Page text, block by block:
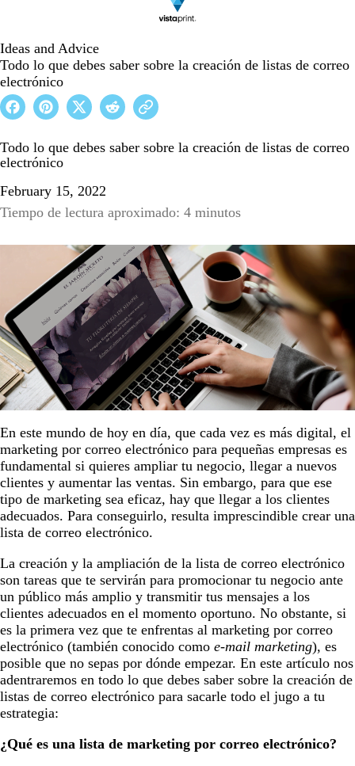
Ideas and Advice
Todo lo que debes saber sobre la creación de listas de correo
electrónico
Todo lo que debes saber sobre la creación de listas de correo
electrónico
February 15, 2022
Tiempo de lectura aproximado: 4 minutos
En este mundo de hoy en día, que cada vez es más digital, el
marketing por correo electrónico para pequeñas empresas es
fundamental si quieres ampliar tu negocio, llegar a nuevos
clientes y aumentar las ventas. Sin embargo, para que ese
tipo de marketing sea eficaz, hay que llegar a los clientes
adecuados. Para conseguirlo, resulta imprescindible crear una
lista de correo electrónico.
La creación y la ampliación de la lista de correo electrónico
son tareas que te servirán para promocionar tu negocio ante
un público más amplio y transmitir tus mensajes a los
clientes adecuados en el momento oportuno. No obstante, si
es la primera vez que te enfrentas al marketing por correo
electrónico (también conocido como e-mail marketing), es
posible que no sepas por dónde empezar. En este artículo nos
adentraremos en todo lo que debes saber sobre la creación de
listas de correo electrónico para sacarle todo el jugo a tu
estrategia:
¿Qué es una lista de marketing por correo electrónico?